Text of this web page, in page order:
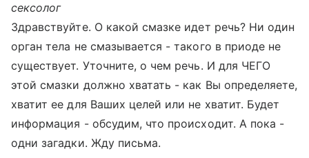
сексолог
Здравствуйте. О какой смазке идет речь? Ни один
орган тела не смазывается - такого в приоде не
существует. Уточните, о чем речь. И для ЧЕГО
этой смазки должно хватать - как Вы определяете,
хватит ее для Ваших целей или не хватит. Будет
информация - обсудим, что происходит. А пока -
одни загадки. Жду письма.